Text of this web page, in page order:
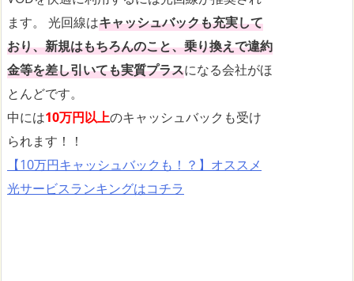
ます。 光回線はキャッシュバックも充実して
おり、新規はもちろんのこと、乗り換えで違約
金等を差し引いても実質プラスになる会社がほ
とんどです。
中には10万円以上のキャッシュバックも受け
られます！！
【10万円キャッシュバックも！？】オススメ
光サービスランキングはコチラ